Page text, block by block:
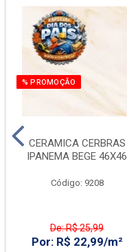
% PROMOÇÃO
CERAMICA CERBRAS
IPANEMA BEGE 46X46
Código: 9208
De: R$ 25,99
Por: R$ 22,99/m²